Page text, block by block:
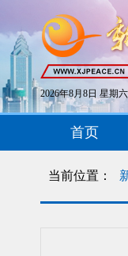
2026年8月8日 星期六
首页
当前位置：